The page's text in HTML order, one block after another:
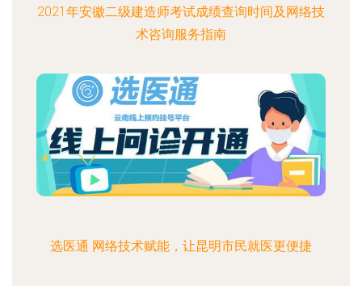
2021年安徽二级建造师考试成绩查询时间及网络技
术咨询服务指南
选医通 网络技术赋能，让昆明市民就医更便捷